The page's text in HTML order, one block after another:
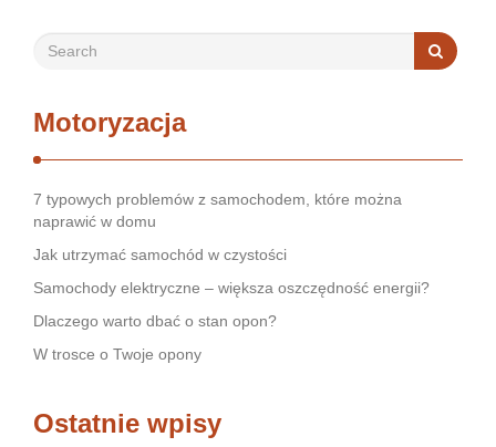
Motoryzacja
7 typowych problemów z samochodem, które można
naprawić w domu
Jak utrzymać samochód w czystości
Samochody elektryczne – większa oszczędność energii?
Dlaczego warto dbać o stan opon?
W trosce o Twoje opony
Ostatnie wpisy